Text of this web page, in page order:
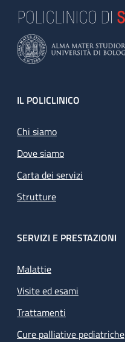
Footer
IL POLICLINICO
Chi siamo
Dove siamo
Carta dei servizi
Strutture
SERVIZI E PRESTAZIONI
Malattie
Visite ed esami
Trattamenti
Cure palliative pediatriche